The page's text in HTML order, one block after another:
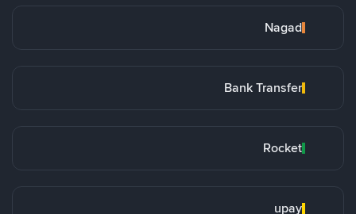
Nagad
Bank Transfer
Rocket
upay